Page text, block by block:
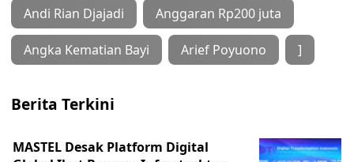
Andi Rian Djajadi Anggaran Rp200 juta
Angka Kematian Bayi Arief Poyuono ]
Berita Terkini
MASTEL Desak Platform Digital